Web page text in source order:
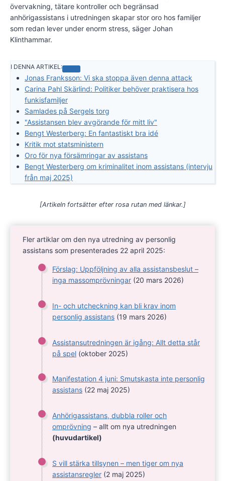
övervakning, tätare kontroller och begränsad
anhörigassistans i utredningen skapar stor oro hos familjer
som redan lever under enorm stress, säger Johan
Klinthammar.
I DENNA ARTIKEL:
Jonas Franksson: Vi ska stoppa även denna attack
Carina Pahl Skärlind: Politiker behöver praktisera hos
funkisfamiljer
Samlades på Sergels torg
"Assistansen blev avgörande för mitt liv"
Bengt Westerberg: En fantastiskt bra idé
Kritik mot statsministern
Oro för nya försämringar av assistans
Bengt Westerberg om kriminalitet inom assistans (intervju
från maj 2025)
[Artikeln fortsätter efter rosa rutan med länkar.]
Fler artiklar om den nya utredning av personlig
assistans som presenterades 22 april 2025:
Förslag: Uppföljning av alla assistansbeslut –
inga massomprövningar (20 mars 2026)
In- och utcheckning kan bli krav inom
personlig assistans (19 mars 2026)
Assistansutredningen är igång: Allt detta står
på spel (oktober 2025)
Manifestation 4 juni: Smutskasta inte personlig
assistans (22 maj 2025)
Anhörigassistans, dubbla roller och
omprövning – allt om nya utredningen
(huvudartikel)
S vill stärka tillsynen – men tiger om nya
assistansregler (2 maj 2025)